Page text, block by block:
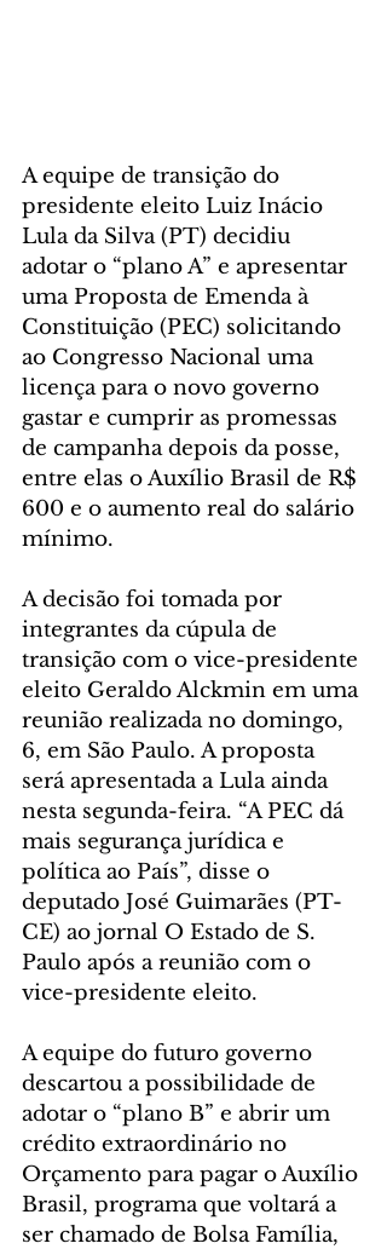
A equipe de transição do
presidente eleito Luiz Inácio
Lula da Silva (PT) decidiu
adotar o “plano A” e apresentar
uma Proposta de Emenda à
Constituição (PEC) solicitando
ao Congresso Nacional uma
licença para o novo governo
gastar e cumprir as promessas
de campanha depois da posse,
entre elas o Auxílio Brasil de R$
600 e o aumento real do salário
mínimo.
A decisão foi tomada por
integrantes da cúpula de
transição com o vice-presidente
eleito Geraldo Alckmin em uma
reunião realizada no domingo,
6, em São Paulo. A proposta
será apresentada a Lula ainda
nesta segunda-feira. “A PEC dá
mais segurança jurídica e
política ao País”, disse o
deputado José Guimarães (PT-
CE) ao jornal O Estado de S.
Paulo após a reunião com o
vice-presidente eleito.
A equipe do futuro governo
descartou a possibilidade de
adotar o “plano B” e abrir um
crédito extraordinário no
Orçamento para pagar o Auxílio
Brasil, programa que voltará a
ser chamado de Bolsa Família,